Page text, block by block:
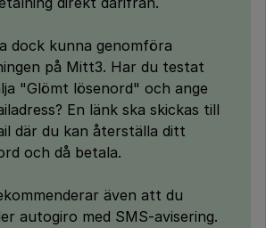
dock kunna genomföra
på Mitt3. Har du testat
"Glömt lösenord" och ange
En länk ska skickas till
där du kan återställa ditt
och då betala.
även att du
autogiro med SMS-avisering.